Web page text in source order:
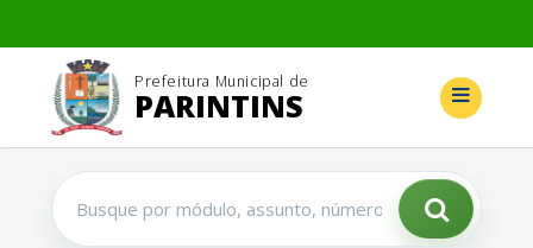
Prefeitura Municipal de
PARINTINS
Buscar
no